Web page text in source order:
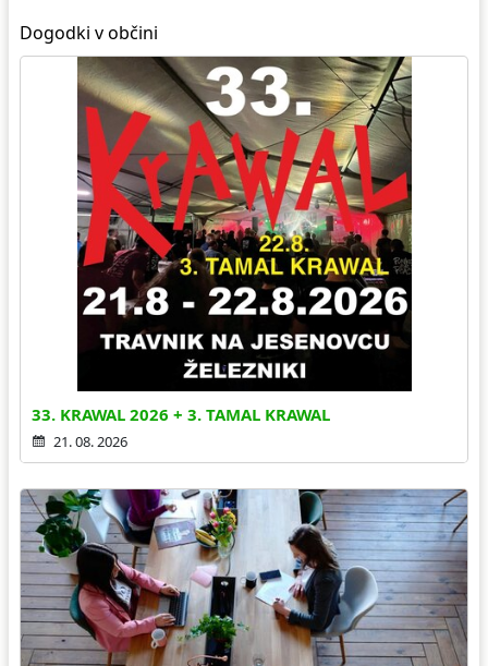
Dogodki v občini
33. KRAWAL 2026 + 3. TAMAL KRAWAL
21. 08. 2026